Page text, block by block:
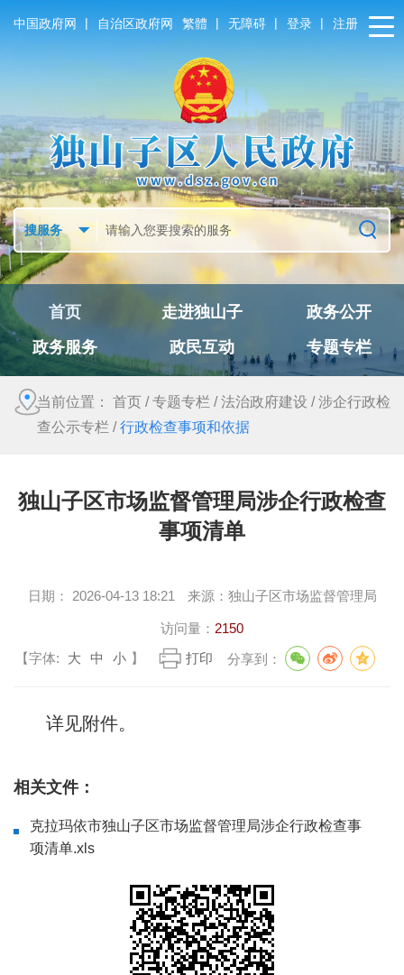
中国政府网 | 自治区政府网 繁體 | 无障碍 | 登录 | 注册
首页 走进独山子
政务公开
政务服务
政民互动 专题专栏
当前位置： 首页 /专题专栏 /法治政府建设 /涉企行政检
查公示专栏 /行政检查事项和依据
独山子区市场监督管理局涉企行政检查
事项清单
日期： 2026-04-13 18:21 来源： 独山子区市场监督管理局
访问量： 2150
【字体:
大 中 小 】 打印 分享到：
详见附件。
相关文件：
克拉玛依市独山子区市场监督管理局涉企行政检查事
项清单.xls